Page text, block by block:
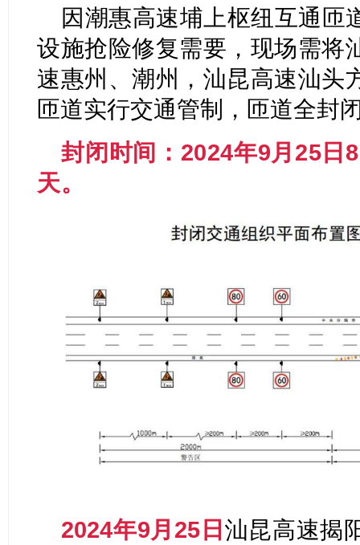
因潮惠高速埔上枢纽互通匝
设施抢险修复需要，现场需将
速惠州、潮州，汕昆高速汕头
匝道实行交通管制，匝道全封
封闭时间：2024年9月25日
天。
2024年9月25日 汕昆高速揭